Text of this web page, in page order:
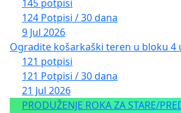
145 potpisi
124 Potpisi / 30 dana
9 Jul 2026
Ogradite košarkaški teren u bloku 4
121 potpisi
121 Potpisi / 30 dana
21 Jul 2026
PRODUŽENJE ROKA ZA STARE/